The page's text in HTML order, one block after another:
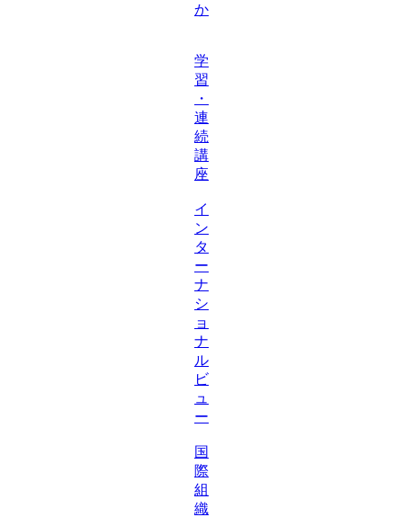
か
学
習
・
連
続
講
座
イ
ン
タ
ー
ナ
シ
ョ
ナ
ル
ビ
ュ
ー
国
際
組
織